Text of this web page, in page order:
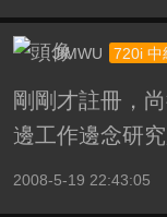
JIMWU 720i 中
剛剛才註冊，
邊工作邊念研
2008-5-19 22:43:05